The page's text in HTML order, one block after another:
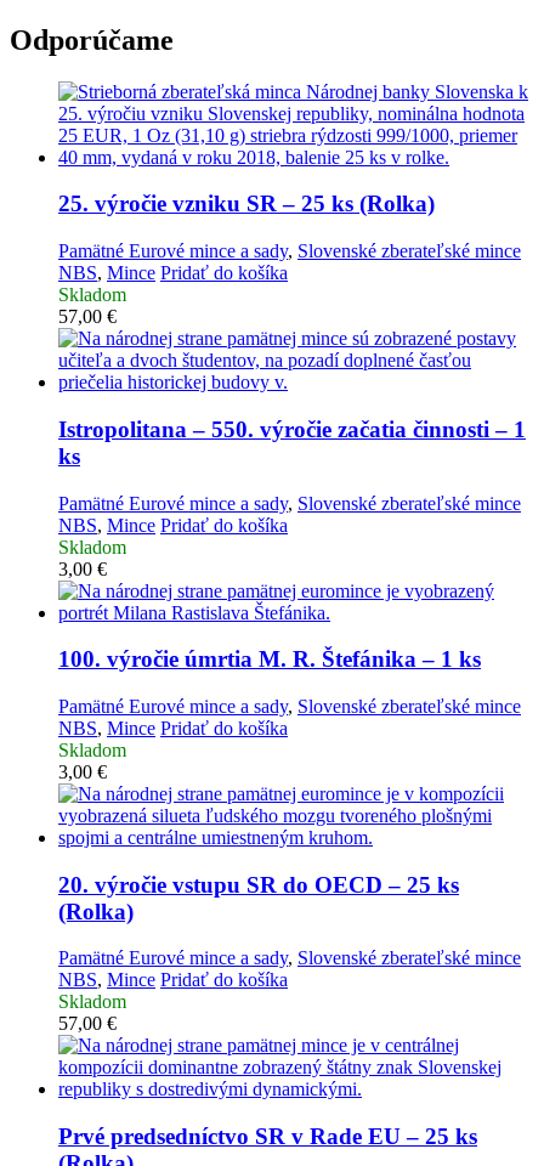
Odporúčame
25. výročie vzniku SR – 25 ks (Rolka)
Pamätné Eurové mince a sady, Slovenské zberateľské mince
NBS, Mince Pridať do košíka
Skladom
57,00 €
Istropolitana – 550. výročie začatia činnosti – 1
ks
Pamätné Eurové mince a sady, Slovenské zberateľské mince
NBS, Mince Pridať do košíka
Skladom
3,00 €
100. výročie úmrtia M. R. Štefánika – 1 ks
Pamätné Eurové mince a sady, Slovenské zberateľské mince
NBS, Mince Pridať do košíka
Skladom
3,00 €
20. výročie vstupu SR do OECD – 25 ks
(Rolka)
Pamätné Eurové mince a sady, Slovenské zberateľské mince
NBS, Mince Pridať do košíka
Skladom
57,00 €
Prvé predsedníctvo SR v Rade EU – 25 ks